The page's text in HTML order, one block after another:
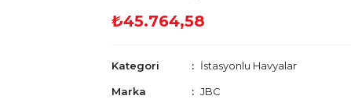
₺45.764,58
Kategori İstasyonlu Havyalar
Marka JBC